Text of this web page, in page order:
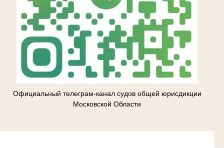
Официальный телеграм-канал судов общей юрисдикции
Московской Области